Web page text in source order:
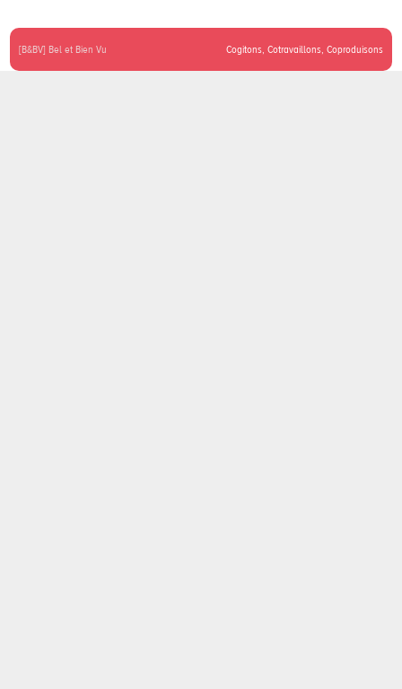
[B&BV] Bel et Bien Vu Cogitons, Cotravaillons, Coproduisons